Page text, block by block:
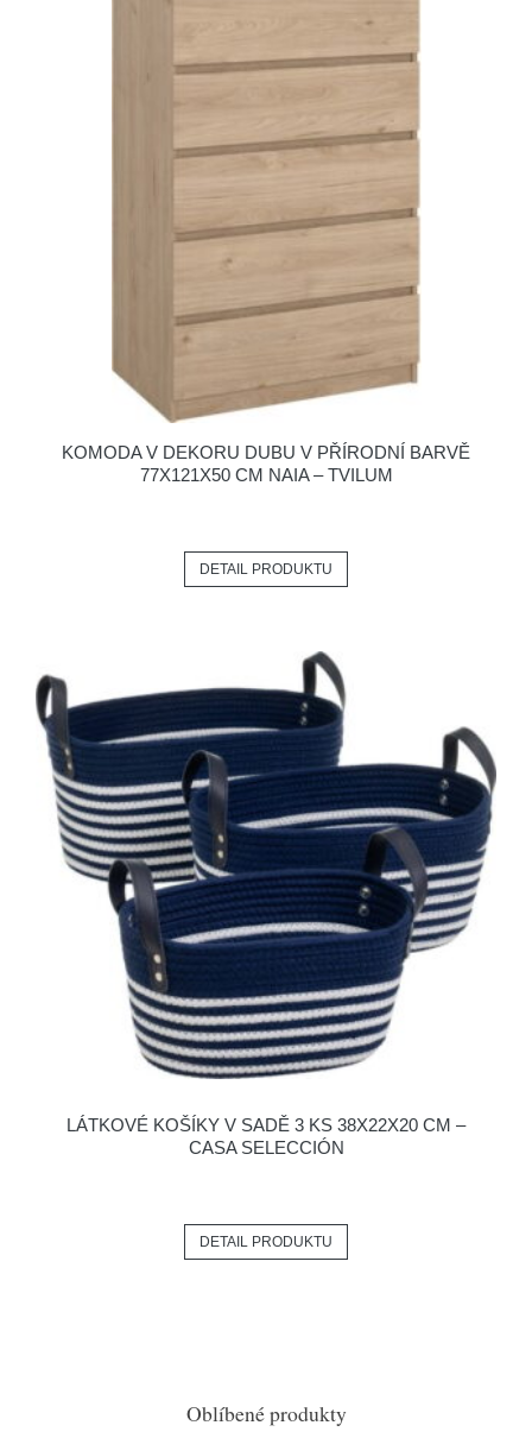
KOMODA V DEKORU DUBU V PŘÍRODNÍ BARVĚ
77X121X50 CM NAIA – TVILUM
DETAIL PRODUKTU
LÁTKOVÉ KOŠÍKY V SADĚ 3 KS 38X22X20 CM –
CASA SELECCIÓN
DETAIL PRODUKTU
Oblíbené produkty